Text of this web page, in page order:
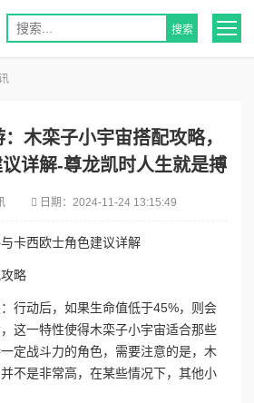
木栾子小宇宙搭配攻略，
详解-尊龙凯时人生就是搏
日期： 2024-11-24 13:15:49
卡西欧士角色建议详解
略
行动后，如果生命值低于45%，则会
这一特性使得木栾子小宇宙适合那些
定战斗力的角色，需要注意的是，木
不是非常高，在某些情况下，其他小